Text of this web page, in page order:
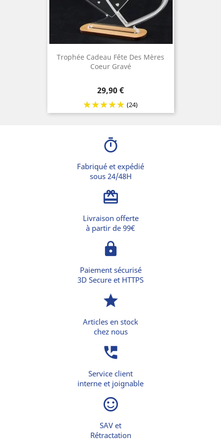
Trophée Cadeau Fête Des Mères
Coeur Gravé
Prix
29,90 €
(24)
timer
Fabriqué et expédié
sous 24/48H
card_giftcard
Livraison offerte
à partir de 99€
lock
Paiement sécurisé
3D Secure et HTTPS
star
Articles en stock
chez nous
perm_phone_msg
Service client
interne et joignable
sentiment_satisfied_alt
SAV et
Rétractation